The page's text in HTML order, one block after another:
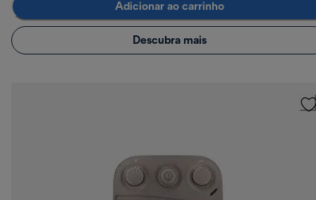
Adicionar ao carrinho
Descubra mais